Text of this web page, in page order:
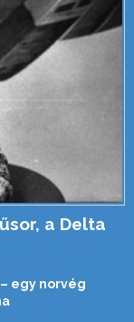
a Delta
egy norvég